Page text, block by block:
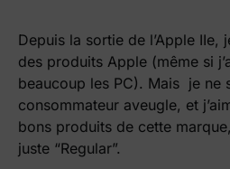
Depuis la sortie de l’Apple IIe,
des produits Apple (même si
beaucoup les PC). Mais je ne
consommateur aveugle, et
bons produits de cette
juste “Regular”.